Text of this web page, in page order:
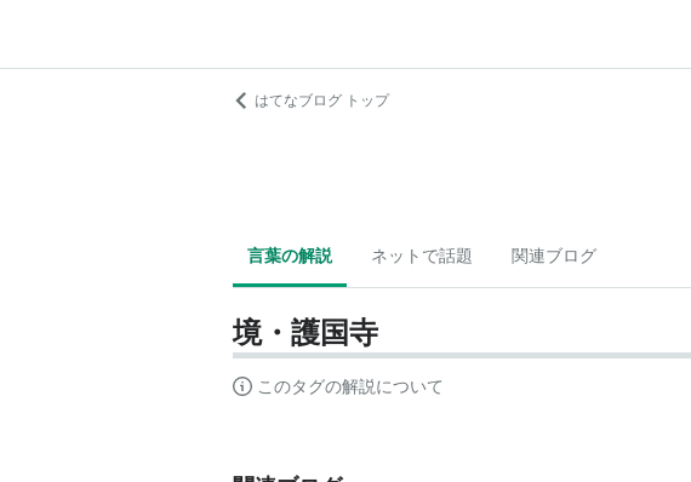
はてなブログ トップ
言葉の解説 ネットで話題 関連ブログ
境・護国寺
このタグの解説について